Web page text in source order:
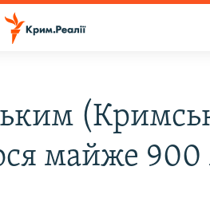
майже